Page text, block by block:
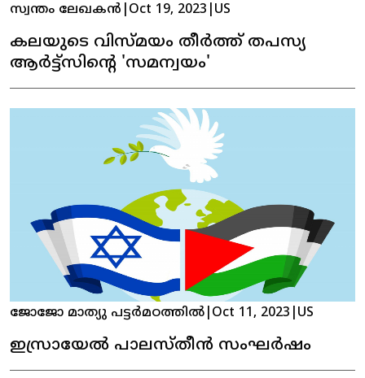
സ്വന്തം ലേഖകൻ Oct 19, 2023 US
കലയുടെ വിസ്മയം തീർത്ത് തപസ്യ
ആർട്ട്സിന്റെ 'സമന്വയം'
ജോജോ മാത്യു പട്ടർമഠത്തിൽ Oct 11, 2023 US
ഇസ്രായേൽ പാലസ്തീൻ സംഘർഷം